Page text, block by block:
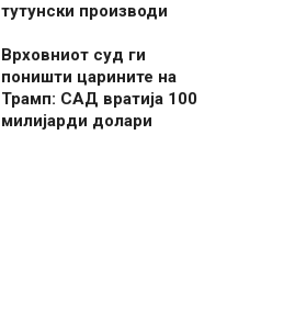
тутунски производи
Врховниот суд ги
поништи царините на
Трамп: САД вратија 100
милијарди долари